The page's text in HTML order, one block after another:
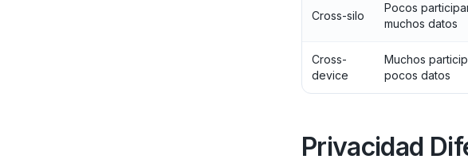
Cross-silo
Pocos
muchos datos
Cross-
device
Muchos
pocos datos
Privacidad